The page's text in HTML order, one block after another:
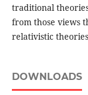
traditional
from those views
relativistic
DOWNLOADS